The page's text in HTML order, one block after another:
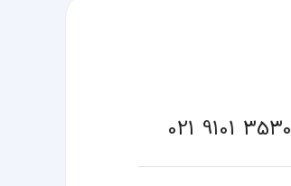
021 9101 3530